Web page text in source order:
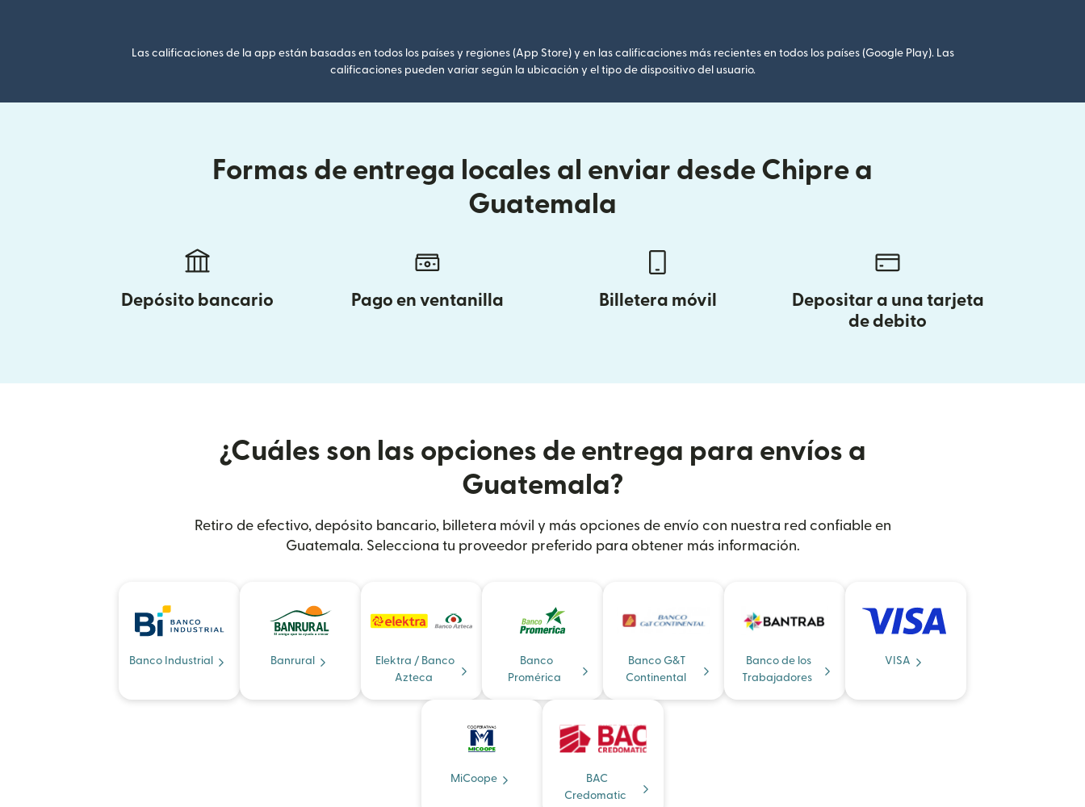
Las calificaciones de la app están basadas en todos los países y regiones (App Store) y en las calificaciones más recientes en todos los países (Google Play). Las
calificaciones pueden variar según la ubicación y el tipo de dispositivo del usuario.
Formas de entrega locales al enviar desde Chipre a
Guatemala
Depósito bancario Pago en ventanilla Billetera móvil
Depositar a una tarjeta
de debito
¿Cuáles son las opciones de entrega para envíos a
Guatemala?
Retiro de efectivo, depósito bancario, billetera móvil y más opciones de envío con nuestra red confiable en
Guatemala. Selecciona tu proveedor preferido para obtener más información.
Banco Industrial Banrural
Elektra / Banco
Azteca
Banco
Promérica
Banco G&T
Continental
Banco de los
Trabajadores
VISA
MiCoope
BAC
Credomatic